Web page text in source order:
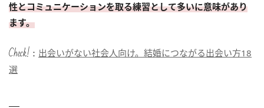
性とコミュニケーションを取る練習として多いに意味があり
ます。
Check!： 出会いがない社会人向け。結婚につながる出会い方18
選